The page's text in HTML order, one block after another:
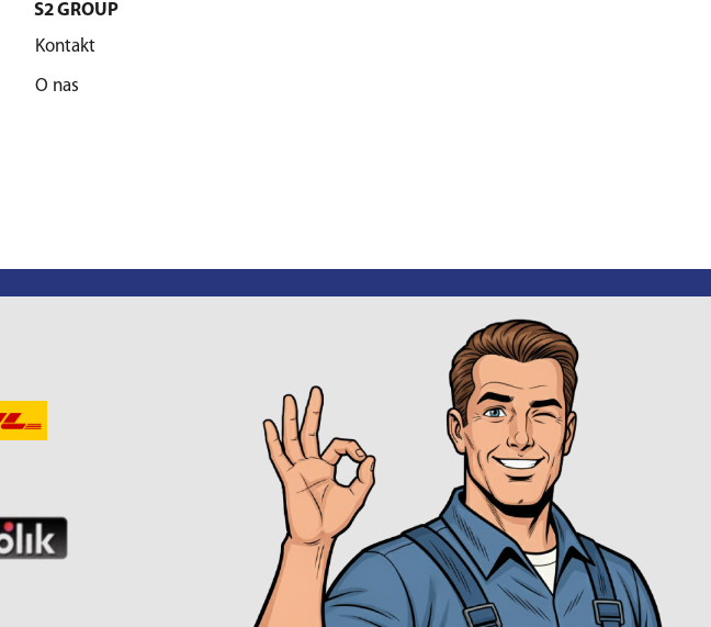
S2 GROUP
Kontakt
O nas